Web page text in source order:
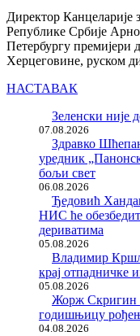
Директор Канцеларије
Републике Србије
Петербургу премијери
Херцеговине, руском
НАСТАВАК
Зеленски није
07.08.2026
Здравко
уредник
бољи свет
06.08.2026
Ђедовић
НИС ће
дериватима
05.08.2026
Владимир
крај отпадничке
05.08.2026
Жорж Скригин
годишњицу
04.08.2026